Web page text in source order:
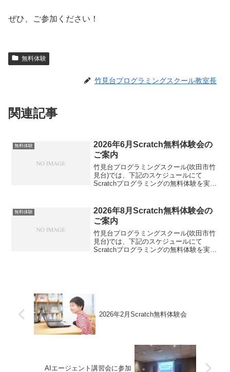
ぜひ、ご参加ください！
無料体験
竹見台プログラミングスクール教室長
関連記事
無料体験
2026年6月Scratch無料体験会の
ご案内
竹見台プログラミングスクール(吹田市竹
見台)では、下記のスケジュールにて
Scratchプログラミングの無料体験を実施
興味のある方もぜひ、お気軽にご参加
く...
無料体験
2026年8月Scratch無料体験会の
ご案内
竹見台プログラミングスクール(吹田市竹
見台)では、下記のスケジュールにて
Scratchプログラミングの無料体験を実施
2026年2月Scratch無料体験会
AIエージェント講習会に参加